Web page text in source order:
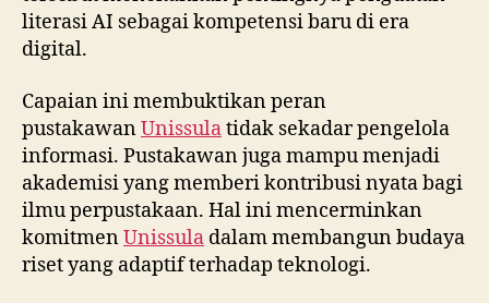
literasi AI sebagai kompetensi baru di era
digital.
Capaian ini membuktikan peran
pustakawanUnissulatidak sekadar pengelola
informasi. Pustakawan juga mampu menjadi
akademisi yang memberi kontribusi nyata bagi
ilmu perpustakaan. Hal ini mencerminkan
komitmenUnissula dalam membangun budaya
riset yang adaptif terhadap teknologi.